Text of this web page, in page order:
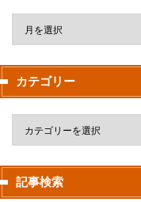
カテゴリー
記事検索